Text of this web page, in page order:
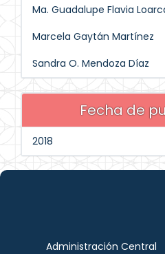
Ma. Guadalupe Flavia
Marcela Gaytán Martínez
Sandra O. Mendoza Díaz
Fecha de
2018
Administración Central